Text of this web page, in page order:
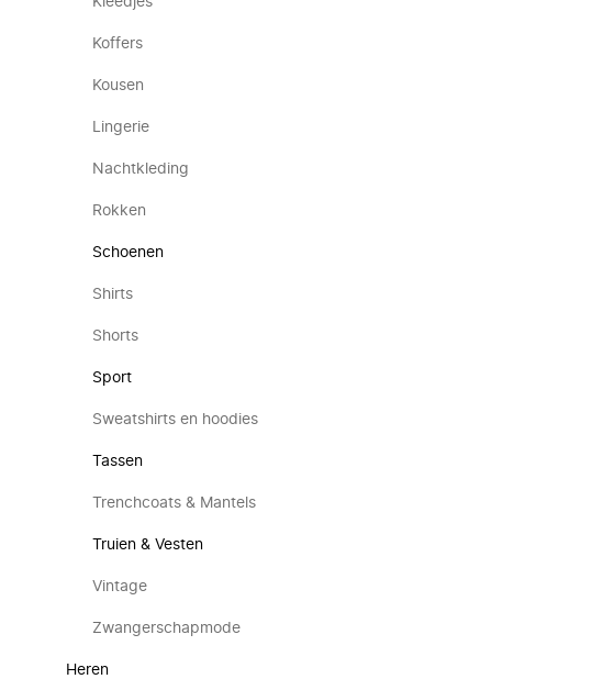
Koffers
Kousen
Lingerie
Nachtkleding
Rokken
Schoenen
Shirts
Shorts
Sport
Sweatshirts en hoodies
Tassen
Trenchcoats & Mantels
Truien & Vesten
Vintage
Zwangerschapmode
Heren